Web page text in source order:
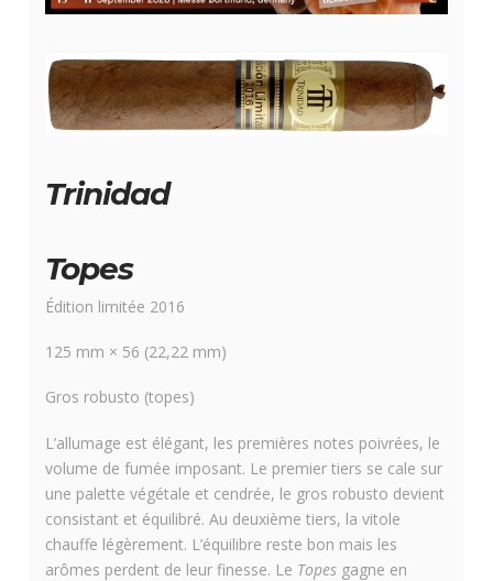
Trinidad
Topes
Édition limitée 2016
125 mm × 56 (22,22 mm)
Gros robusto (topes)
L’allumage est élégant, les premières notes poivrées, le
volume de fumée imposant. Le premier tiers se cale sur
une palette végétale et cendrée, le gros robusto devient
consistant et équilibré. Au deuxième tiers, la vitole
chauffe légèrement. L’équilibre reste bon mais les
arômes perdent de leur finesse. Le Topesgagne en